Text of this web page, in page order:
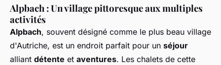
Alpbach : Un village pittoresque aux multiples
activités
Alpbach, souvent désigné comme le plus beau village
d'Autriche, est un endroit parfait pour un séjour
alliant détente et aventures. Les chalets de cette